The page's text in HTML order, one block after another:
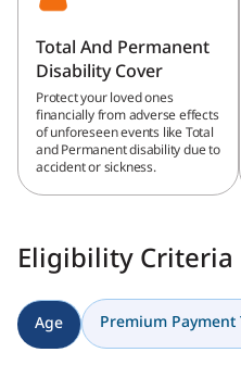
Total And Permanent
Disability Cover
Protect your loved ones
financially from adverse effects
of unforeseen events like Total
and Permanent disability due to
accident or sickness.
Eligibility Criteria
Age Premium Payment